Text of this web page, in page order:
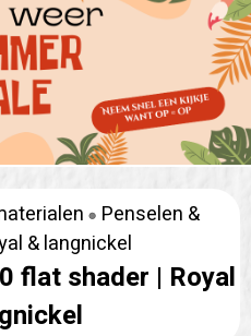
Penselen &
& langnickel
flat shader | Royal